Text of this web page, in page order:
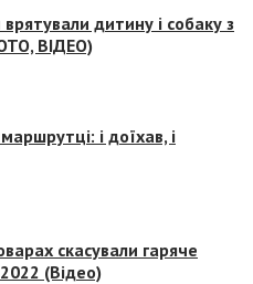
дитину і собаку з
ВІДЕО)
і доїхав, і
скасували гаряче
(Відео)